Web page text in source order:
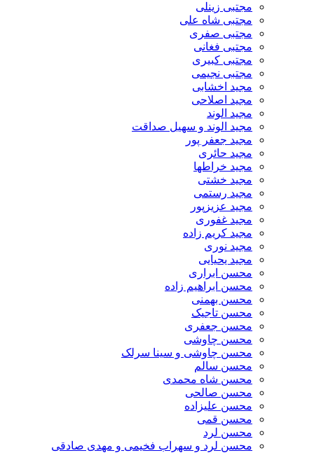
مجتبی زینلی
مجتبی شاه علی
مجتبی صفری
مجتبی فغانی
مجتبی کبیری
مجتبی نجیمی
مجید اخشابی
مجید اصلاحی
مجید الوند‎
مجید الوند و سهیل صداقت
مجید جعفر پور
مجید حائری
مجید خراطها
مجید خشتی
مجید رستمی
مجید عزیزپور
مجید غفوری
مجید کریم زاده
مجید نوری
مجید یحیایی
محسن ابراری
محسن ابراهیم زاده
محسن بهمنی
محسن تاجیک
محسن جعفری
محسن چاوشی
محسن چاوشی و سینا سرلک
محسن سالم
محسن شاه محمدی
محسن صالحی
محسن علیزاده
محسن قمی
محسن لرد
محسن لرد و سهراب فخیمی و مهدی صادقی